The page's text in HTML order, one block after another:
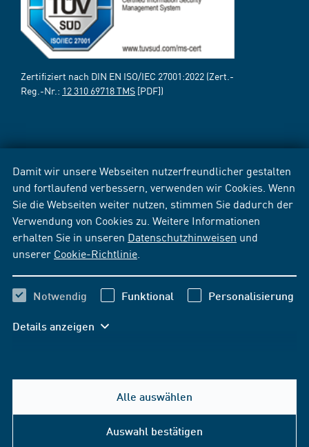
Damit wir unsere Webseiten nutzerfreundlicher gestalten
und fortlaufend verbessern, verwenden wir Cookies. Wenn
Sie die Webseiten weiter nutzen, stimmen Sie dadurch der
Verwendung von Cookies zu. Weitere Informationen
erhalten Sie in unseren Datenschutzhinweisen und
unserer Cookie-Richtlinie
Notwendig Funktional Personalisierung
Details anzeigen
Alle auswählen
Auswahl bestätigen
Zertifiziert nach DIN EN ISO/IEC 27001:2022 (Zert.-
Reg.-Nr.: 12 310 69718 TMS [PDF])